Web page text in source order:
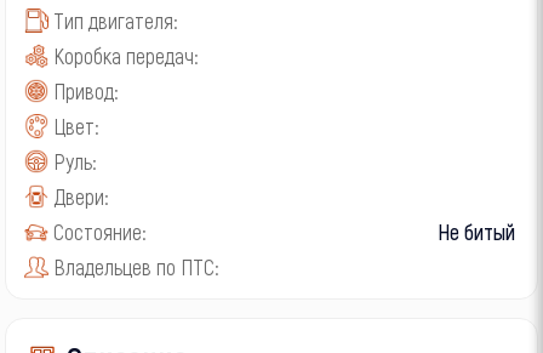
Тип двигателя:
Коробка передач:
Привод:
Цвет:
Руль:
Двери:
Состояние:
Не битый
Владельцев по ПТС: